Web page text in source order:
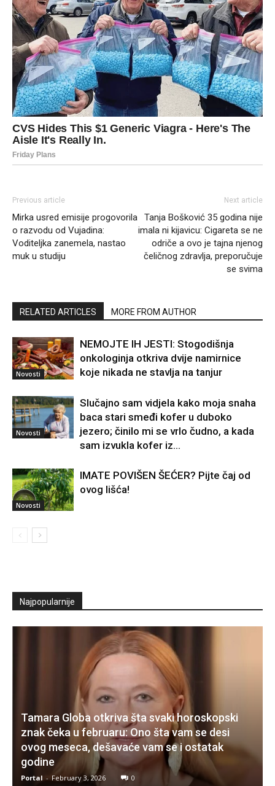
Previous article
Mirka usred emisije progovorila
o razvodu od Vujadina:
Voditeljka zanemela, nastao
muk u studiju
Next article
Tanja Bošković 35 godina nije
imala ni kijavicu: Cigareta se ne
odriče a ovo je tajna njenog
čeličnog zdravlja, preporučuje
se svima
RELATED ARTICLES MORE FROM AUTHOR
Novosti
NEMOJTE IH JESTI: Stogodišnja
onkologinja otkriva dvije namirnice
koje nikada ne stavlja na tanjur
Novosti
Slučajno sam vidjela kako moja snaha
baca stari smeđi kofer u duboko
jezero; činilo mi se vrlo čudno, a kada
sam izvukla kofer iz...
Novosti
IMATE POVIŠEN ŠEĆER? Pijte čaj od
ovog lišća!
Najpopularnije
Tamara Globa otkriva šta svaki horoskopski
znak čeka u februaru: Ono šta vam se desi
ovog meseca, dešavaće vam se i ostatak
godine
Portal - February 3, 2026 0